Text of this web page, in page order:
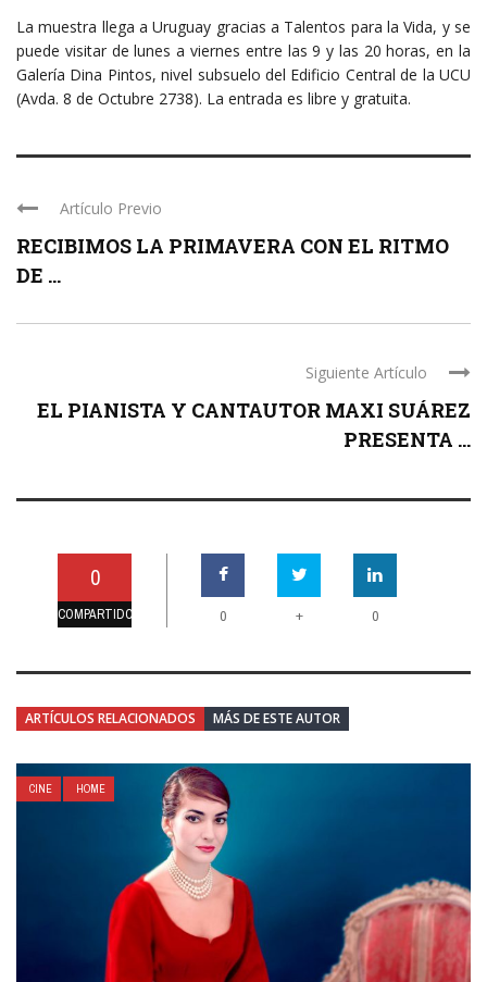
La muestra llega a Uruguay gracias a Talentos para la Vida, y se
puede visitar de lunes a viernes entre las 9 y las 20 horas, en la
Galería Dina Pintos, nivel subsuelo del Edificio Central de la UCU
(Avda. 8 de Octubre 2738). La entrada es libre y gratuita.
Artículo Previo
RECIBIMOS LA PRIMAVERA CON EL RITMO
DE ...
Siguiente Artículo
EL PIANISTA Y CANTAUTOR MAXI SUÁREZ
PRESENTA ...
0
COMPARTIDO 0 + 0
ARTÍCULOS RELACIONADOS MÁS DE ESTE AUTOR
CINE HOME